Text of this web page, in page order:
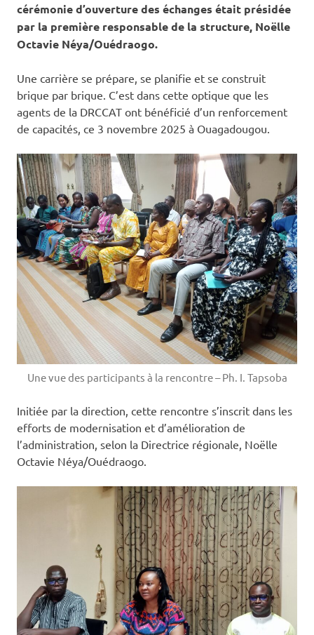
cérémonie d’ouverture des échanges était présidée
par la première responsable de la structure, Noëlle
Octavie Néya/Ouédraogo.
Une carrière se prépare, se planifie et se construit
brique par brique. C’est dans cette optique que les
agents de la DRCCAT ont bénéficié d’un renforcement
de capacités, ce 3 novembre 2025 à Ouagadougou.
Une vue des participants à la rencontre – Ph. I. Tapsoba
Initiée par la direction, cette rencontre s’inscrit dans les
efforts de modernisation et d’amélioration de
l’administration, selon la Directrice régionale, Noëlle
Octavie Néya/Ouédraogo.